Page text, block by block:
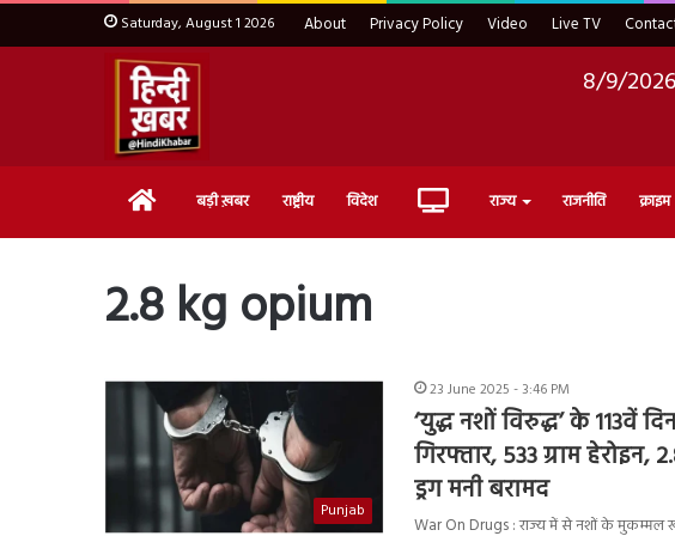
Saturday, August 1 2026 About Privacy Policy Video Live TV
8/9/
Home बड़ी ख़बर राष्ट्रीय विदेश Live राज्य राजनीति क्राइम
2.8 kg opium
Punjab
23 June 2025 - 3:46 PM
‘युद्ध नशों विरुद्ध’ के 113वें
गिरफ्तार, 533 ग्राम
ड्रग मनी बरामद
War On Drugs : राज्य में से नशों के मुकम्मल